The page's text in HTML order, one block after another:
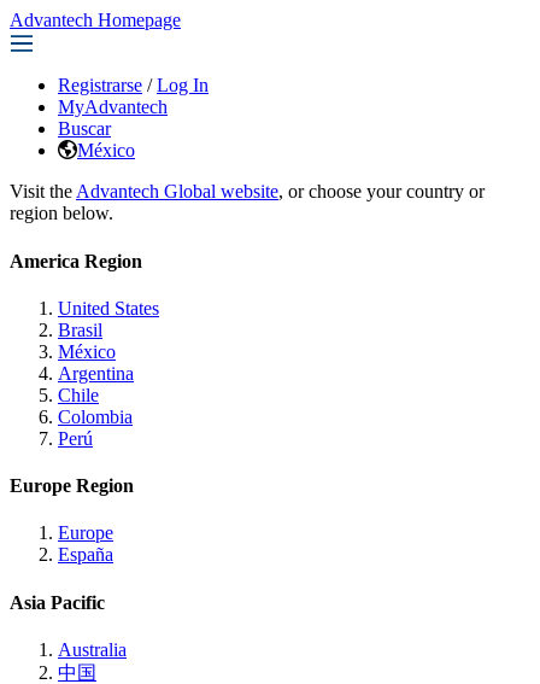
Advantech Homepage
Registrarse / Log In
MyAdvantech
Buscar
México
Visit the Advantech Global website, or choose your country or
region below.
America Region
United States
Brasil
México
Argentina
Chile
Colombia
Perú
Europe Region
Europe
España
Asia Pacific
Australia
中国